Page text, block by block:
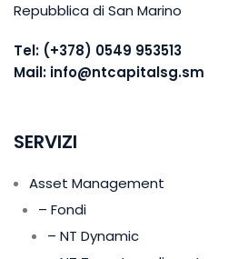
Repubblica di San Marino
Tel: (+378) 0549 953513
Mail: info@ntcapitalsg.sm
SERVIZI
Asset Management
– Fondi
– NT Dynamic